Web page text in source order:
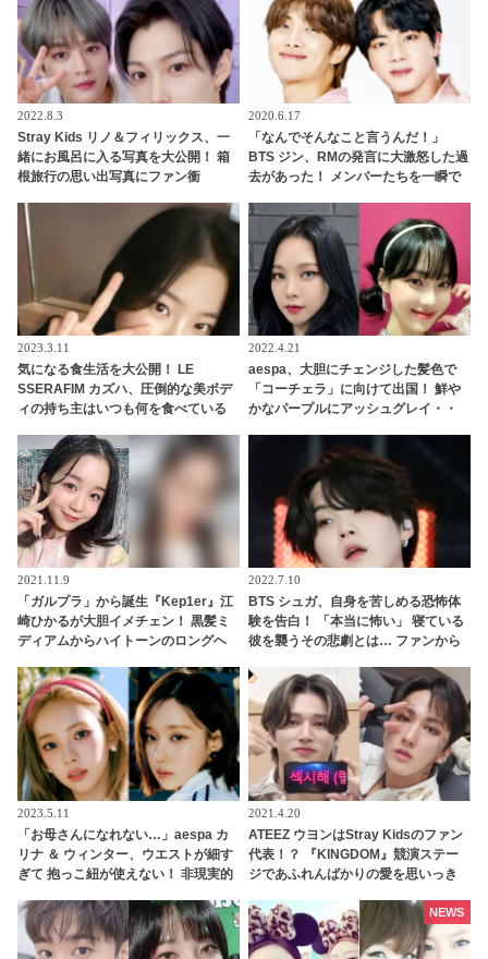
2022.8.3
Stray Kids リノ＆フィリックス、一
緒にお風呂に入る写真を大公開！ 箱
根旅行の思い出写真にファン衝
こと」
2020.6.17
「なんでそんなこと言うんだ！」
BTS ジン、RMの発言に大激怒した過
去があった！ メンバーたちを一瞬で
滑舌もテンションも100点満点なジン
の姿にファンから「何度見ても面白
い」の声殺到
2023.3.11
気になる食生活を大公開！ LE
SSERAFIM カズハ、圧倒的な美ボデ
ィの持ち主はいつも何を食べている
食べつつ健康を維持する方法とは？
2022.4.21
aespa、大胆にチェンジした髪色で
「コーチェラ」に向けて出国！ 鮮や
かなパープルにアッシュグレイ・・
全一致のその姿に悶絶
2021.11.9
「ガルプラ」から誕生『Kep1er』江
崎ひかるが大胆イメチェン！ 黒髪ミ
ディアムからハイトーンのロングヘ
るの最新ビジュアルにデビューへの
期待高まる
2022.7.10
BTS シュガ、自身を苦しめる恐怖体
験を告白！ 「本当に怖い」 寝ている
彼を襲うその悲劇とは… ファンから
願う声続々
2023.5.11
「お母さんになれない…」aespa カ
リナ ＆ ウィンター、ウエストが細す
ぎて 抱っこ紐が使えない！ 非現実的
2021.4.20
ATEEZ ウヨンはStray Kidsのファン
代表！？ 『KINGDOM』競演ステー
ジであふれんばかりの愛を思いっき
に
NEWS